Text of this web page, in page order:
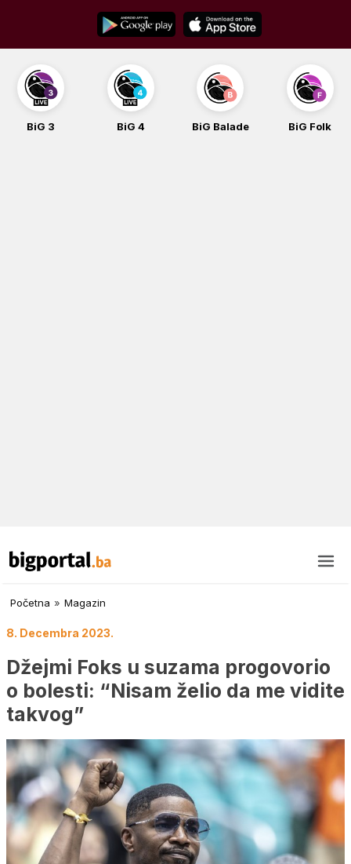
content
BiG 3 BiG 4 BiG Balade BiG Folk
Početna » Magazin
8. Decembra 2023.
Džejmi Foks u suzama progovorio
o bolesti: “Nisam želio da me vidite
takvog”